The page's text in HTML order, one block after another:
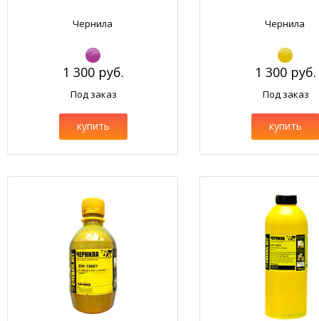
Чернила
1 300 руб.
Под заказ
купить
Чернила
1 300 руб.
Под заказ
купить